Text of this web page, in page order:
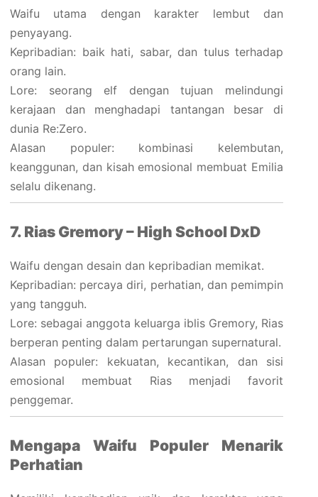
Waifu utama dengan karakter lembut dan
penyayang.
Kepribadian: baik hati, sabar, dan tulus terhadap
orang lain.
Lore: seorang elf dengan tujuan melindungi
kerajaan dan menghadapi tantangan besar di
dunia Re:Zero.
Alasan populer: kombinasi kelembutan,
keanggunan, dan kisah emosional membuat Emilia
selalu dikenang.
7. Rias Gremory – High School DxD
Waifu dengan desain dan kepribadian memikat.
Kepribadian: percaya diri, perhatian, dan pemimpin
yang tangguh.
Lore: sebagai anggota keluarga iblis Gremory, Rias
berperan penting dalam pertarungan supernatural.
Alasan populer: kekuatan, kecantikan, dan sisi
emosional membuat Rias menjadi favorit
penggemar.
Mengapa Waifu Populer Menarik
Perhatian